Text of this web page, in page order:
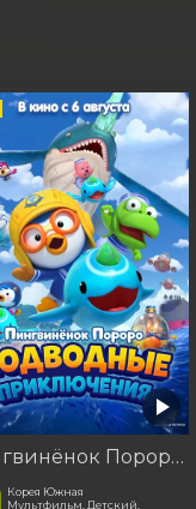
Пингвинёнок Пороро. Подводные приключения
Корея Южная
Мультфильм, Детский,